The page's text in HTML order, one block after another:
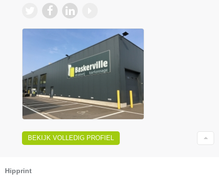
BEKIJK VOLLEDIG PROFIEL
Hipprint